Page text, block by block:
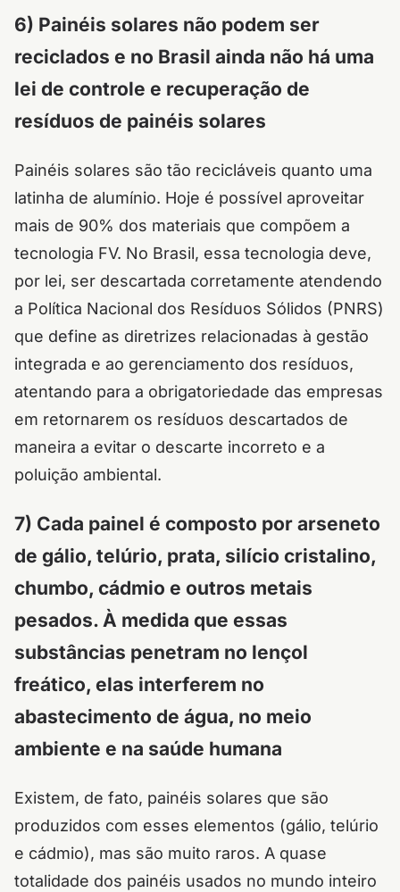
6) Painéis solares não podem ser
reciclados e no Brasil ainda não há uma
lei de controle e recuperação de
resíduos de painéis solares
Painéis solares são tão recicláveis quanto uma
latinha de alumínio. Hoje é possível aproveitar
mais de 90% dos materiais que compõem a
tecnologia FV. No Brasil, essa tecnologia deve,
por lei, ser descartada corretamente atendendo
a Política Nacional dos Resíduos Sólidos (PNRS)
que define as diretrizes relacionadas à gestão
integrada e ao gerenciamento dos resíduos,
atentando para a obrigatoriedade das empresas
em retornarem os resíduos descartados de
maneira a evitar o descarte incorreto e a
poluição ambiental.
7) Cada painel é composto por arseneto
de gálio, telúrio, prata, silício cristalino,
chumbo, cádmio e outros metais
pesados. À medida que essas
substâncias penetram no lençol
freático, elas interferem no
abastecimento de água, no meio
ambiente e na saúde humana
Existem, de fato, painéis solares que são
produzidos com esses elementos (gálio, telúrio
e cádmio), mas são muito raros. A quase
totalidade dos painéis usados no mundo inteiro